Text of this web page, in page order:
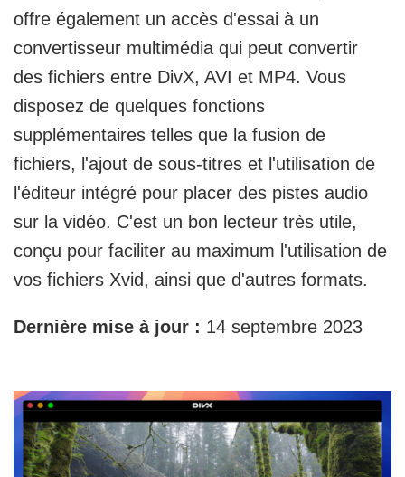
offre également un accès d'essai à un
convertisseur multimédia qui peut convertir
des fichiers entre DivX, AVI et MP4. Vous
disposez de quelques fonctions
supplémentaires telles que la fusion de
fichiers, l'ajout de sous-titres et l'utilisation de
l'éditeur intégré pour placer des pistes audio
sur la vidéo. C'est un bon lecteur très utile,
conçu pour faciliter au maximum l'utilisation de
vos fichiers Xvid, ainsi que d'autres formats.
Dernière mise à jour : 14 septembre 2023